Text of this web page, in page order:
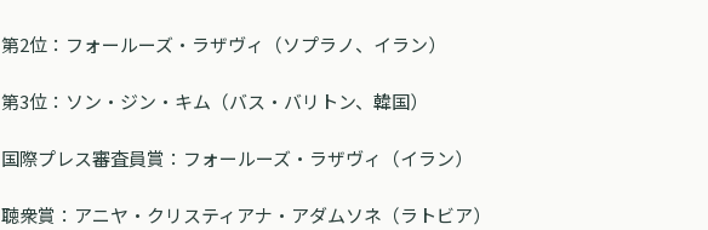
第2位：フォールーズ・ラザヴィ（ソプラノ、イラン）
第3位：ソン・ジン・キム（バス・バリトン、韓国）
国際プレス審査員賞：フォールーズ・ラザヴィ（イラン）
聴衆賞：アニヤ・クリスティアナ・アダムソネ（ラトビア）